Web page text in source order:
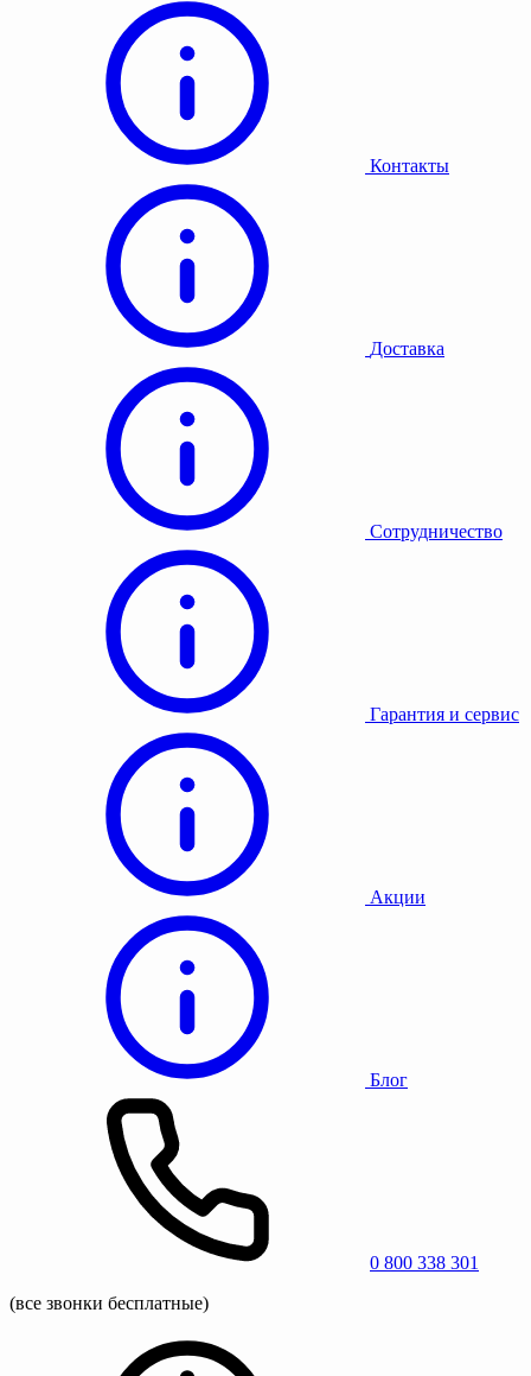
Контакты
Доставка
Сотрудничество
Гарантия и сервис
Акции
Блог
0 800 338 301
(все звонки бесплатные)